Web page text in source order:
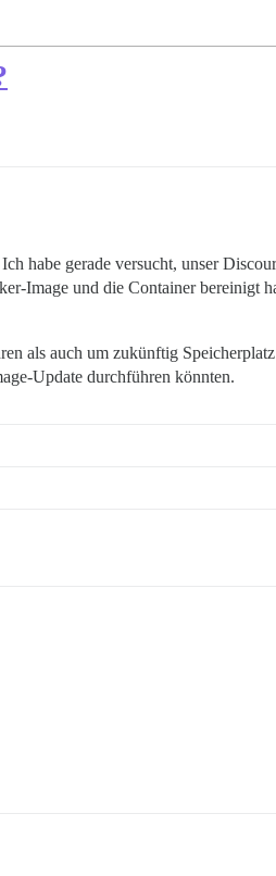
habe gerade versucht, unser
Image und die Container bereinigt
als auch um zukünftig
Update durchführen könnten.